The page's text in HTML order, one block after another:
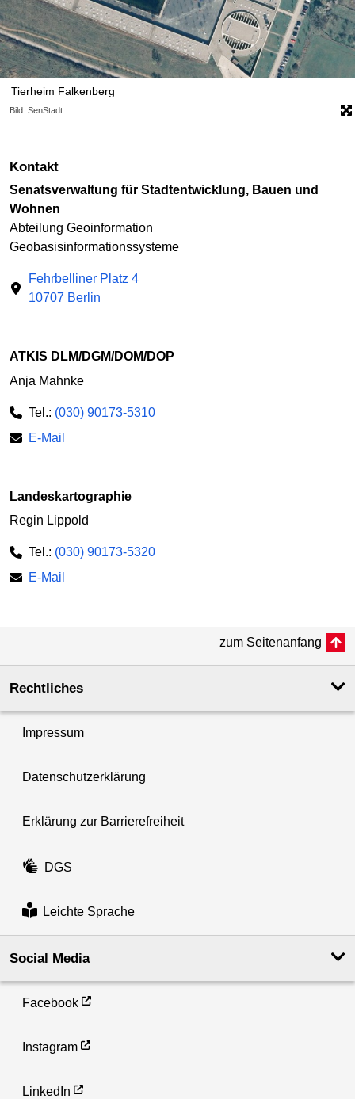
Tierheim Falkenberg
Bild: SenStadt
Kontakt
Senatsverwaltung für Stadtentwicklung, Bauen und
Wohnen
Abteilung Geoinformation
Geobasisinformationssysteme
Fehrbelliner Platz 4
10707 Berlin
ATKIS DLM/DGM/DOM/DOP
Anja Mahnke
Tel.: (030) 90173-5310
E-Mail
Landeskartographie
Regin Lippold
Tel.: (030) 90173-5320
E-Mail
zum Seitenanfang
Rechtliches
Impressum
Datenschutzerklärung
Erklärung zur Barrierefreiheit
DGS
Leichte Sprache
Social Media
Facebook
Instagram
LinkedIn